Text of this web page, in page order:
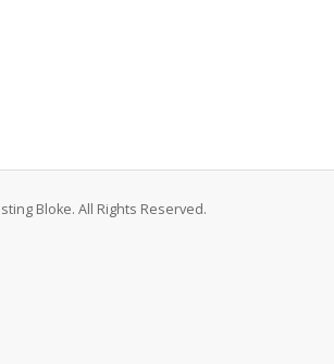
Bloke. All Rights Reserved.